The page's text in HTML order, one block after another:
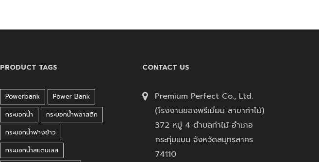
PRODUCT TAGS
Powerbank
Power Bank
กระบอกน้ำ
กระบอกน้ำพลาสติก
กระบอกน้ำฟางข้าว
กระบอกน้ำสแตนเลส
CONTACT US
Premium Perfect Co., Ltd.
(โรงงานของพรีเมี่ยม สาขาท่าไม้)
372 หมู่ 4 ตำบลท่าไม้ อำเภอ
กระทุ่มแบน จังหวัดสมุทรสาคร
74110